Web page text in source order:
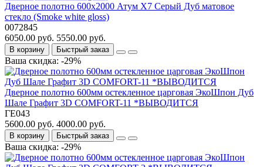
Дверное полотно 600x2000 Атум Х7 Серый Дуб матовое
стекло (Smoke white gloss)
0072845
6050.00 руб. 5550.00 руб.
В корзину Быстрый заказ
Ваша скидка: -29%
Дверное полотно 600мм остекленное царговая ЭкоШпон Дуб
Шале Графит 3D COMFORT-11 *ВЫВОДИТСЯ
ГЕ043
5600.00 руб. 4000.00 руб.
В корзину Быстрый заказ
Ваша скидка: -29%